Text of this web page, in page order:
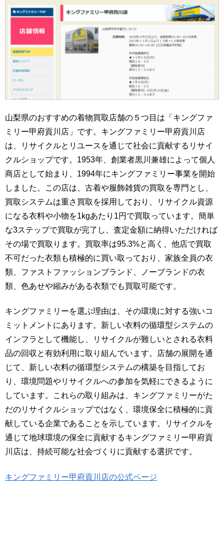
山梨県のおすすめの着物買取店舗の５つ目は「キングファ
ミリー甲府貢川店」です。キングファミリー甲府貢川店
は、リサイクルとリユースを通じて社会に貢献するリサイ
クルショップです。1953年、創業者黒川兼雄によって個人
商店として始まり、1994年にキングファミリー事業を開始
しました。この店は、古着や服飾雑貨の買取を専門とし、
買取システムは重さ買取を採用しており、リサイクル資源
になる衣料や小物を1kgあたり1円で買取っています。簡単
な3ステップで買取が完了し、査定金額に納得いただければ
その場で買取ります。買取率は95.3%と高く、他店で買取
不可だった衣類も積極的に買い取っており、家族全員の衣
類、ファストファッションブランド、ノーブランドの衣
類、色あせや縮みがある衣類でも買取可能です。
キングファミリーを選ぶ理由は、その環境に対する強いコ
ミットメントにあります。新しい衣料の循環型システムの
インフラとして機能し、リサイクルが難しいとされる衣料
品の回収と有効利用に取り組んでいます。店舗の展開を通
じて、新しい衣料の循環型システムの構築を目指してお
り、環境問題やリサイクルへの参加を気軽にできるように
しています。これらの取り組みは、キングファミリーがた
だのリサイクルショップではなく、環境保全に積極的に貢
献している企業であることを示しています。リサイクルを
通じて地球環境の保全に貢献するキングファミリー甲府貢
川店は、持続可能な社会づくりに貢献する選択です。
キングファミリー甲府貢川店の公式ページ